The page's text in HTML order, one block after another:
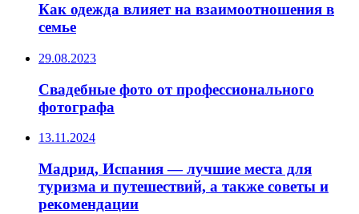
Как одежда влияет на взаимоотношения в
семье
29.08.2023
Свадебные фото от профессионального
фотографа
13.11.2024
Мадрид, Испания — лучшие места для
туризма и путешествий, а также советы и
рекомендации